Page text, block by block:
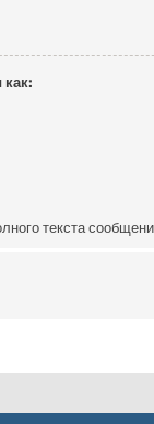
как:
текста